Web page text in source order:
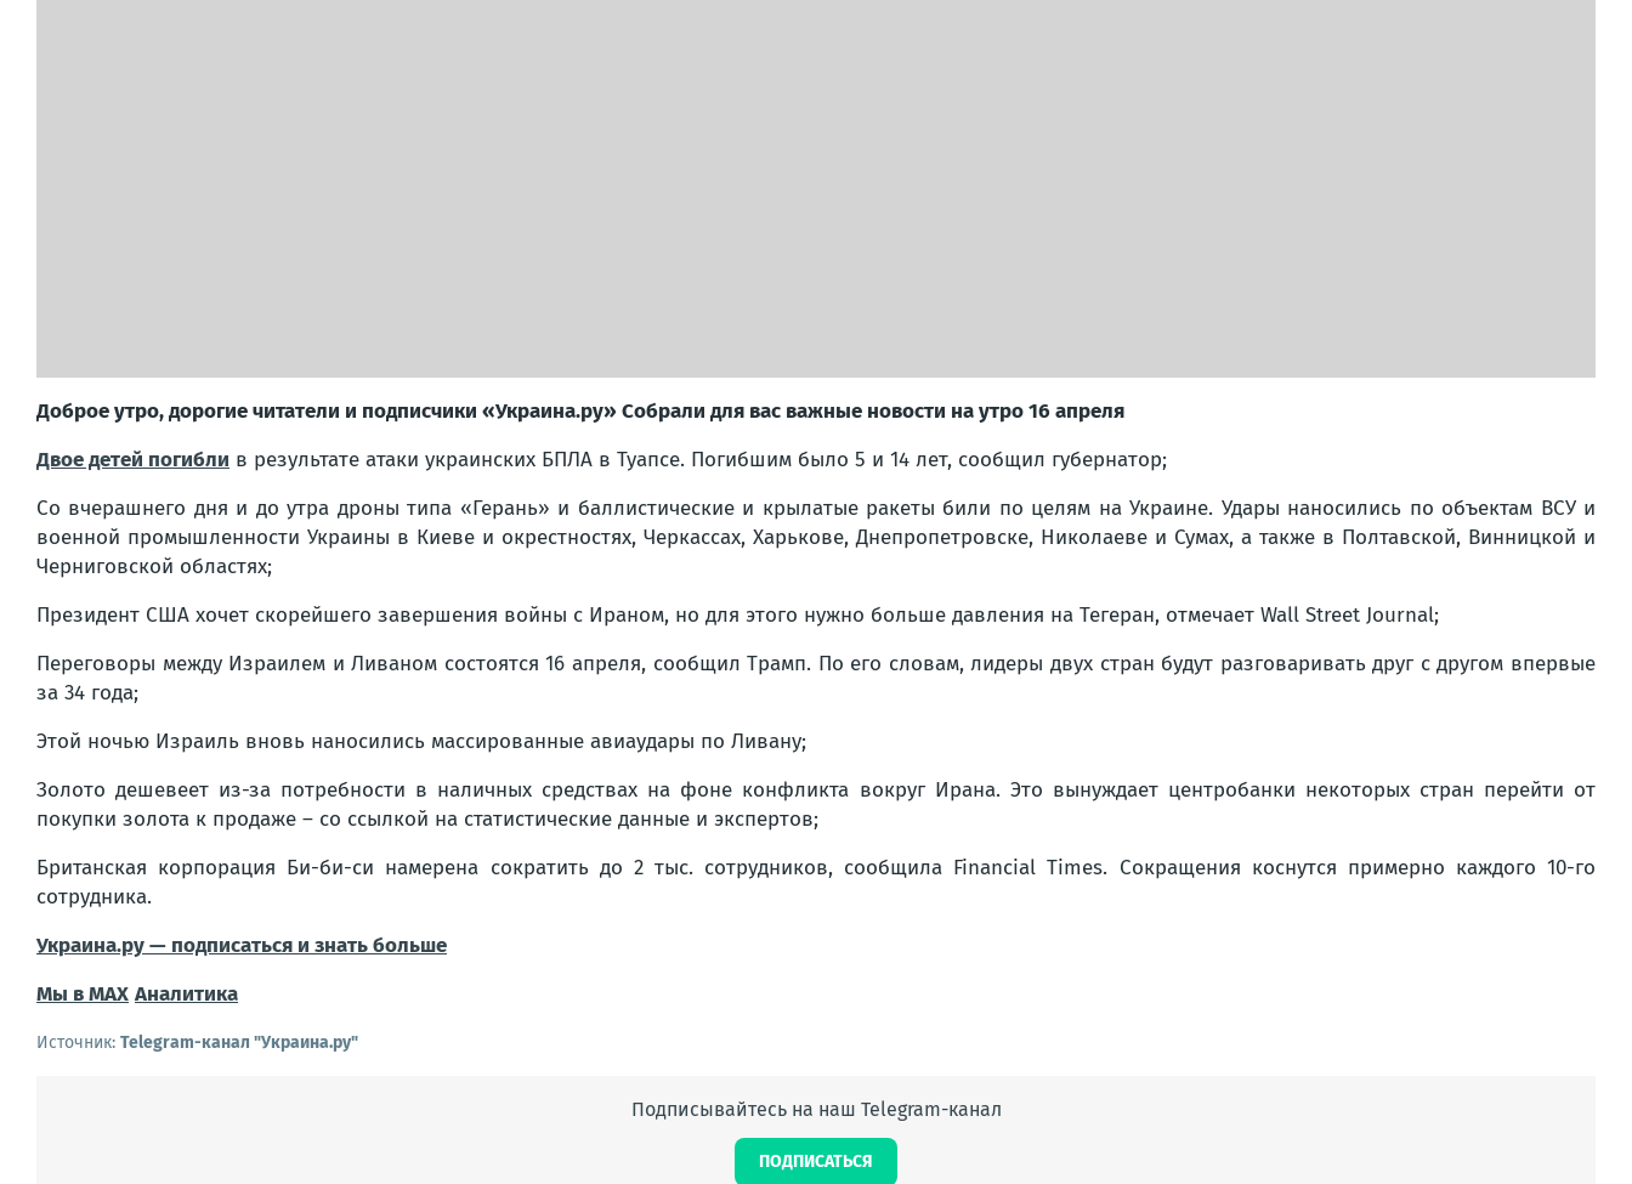
Доброе утро, дорогие читатели и подписчики «Украина.ру» Собрали для вас важные новости на утро 16 апреля
Двое детей погибли в результате атаки украинских БПЛА в Туапсе. Погибшим было 5 и 14 лет, сообщил губернатор;
Со вчерашнего дня и до утра дроны типа «Герань» и баллистические и крылатые ракеты били по целям на Украине. Удары наносились по объектам ВСУ и
военной промышленности Украины в Киеве и окрестностях, Черкассах, Харькове, Днепропетровске, Николаеве и Сумах, а также в Полтавской, Винницкой и
Черниговской областях;
Президент США хочет скорейшего завершения войны с Ираном, но для этого нужно больше давления на Тегеран, отмечает Wall Street Journal;
Переговоры между Израилем и Ливаном состоятся 16 апреля, сообщил Трамп. По его словам, лидеры двух стран будут разговаривать друг с другом впервые
за 34 года;
Этой ночью Израиль вновь наносились массированные авиаудары по Ливану;
Золото дешевеет из-за потребности в наличных средствах на фоне конфликта вокруг Ирана. Это вынуждает центробанки некоторых стран перейти от
покупки золота к продаже – со ссылкой на статистические данные и экспертов;
Британская корпорация Би-би-си намерена сократить до 2 тыс. сотрудников, сообщила Financial Times. Сокращения коснутся примерно каждого 10-го
сотрудника.
Украина.ру — подписаться и знать больше
Мы в MAX Аналитика
Источник: Telegram-канал "Украина.ру"
Подписывайтесь на наш Telegram-канал
ПОДПИСАТЬСЯ